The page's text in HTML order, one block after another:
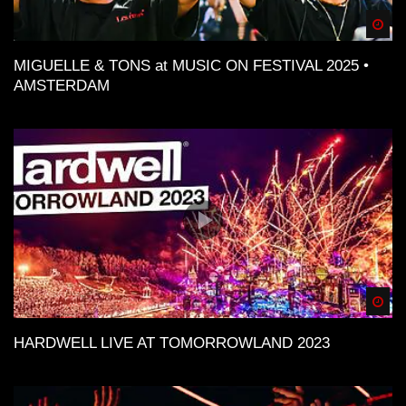
MIGUELLE & TONS at MUSIC ON FESTIVAL 2025 •
AMSTERDAM
HARDWELL LIVE AT TOMORROWLAND 2023